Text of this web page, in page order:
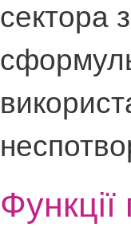
сектора
Функції